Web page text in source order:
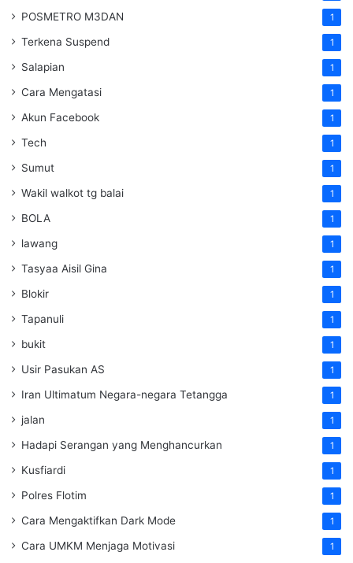
POSMETRO M3DAN 1
Terkena Suspend 1
Salapian 1
Cara Mengatasi 1
Akun Facebook 1
Tech 1
Sumut 1
Wakil walkot tg balai 1
BOLA 1
lawang 1
Tasyaa Aisil Gina 1
Blokir 1
Tapanuli 1
bukit 1
Usir Pasukan AS 1
Iran Ultimatum Negara-negara Tetangga 1
jalan 1
Hadapi Serangan yang Menghancurkan 1
Kusfiardi 1
Polres Flotim 1
Cara Mengaktifkan Dark Mode 1
Cara UMKM Menjaga Motivasi 1